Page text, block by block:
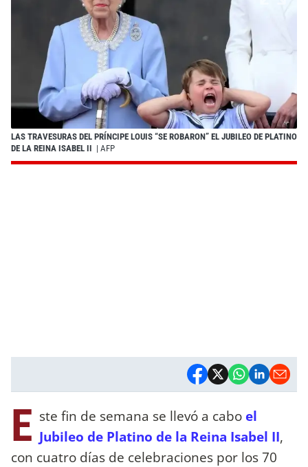
LAS TRAVESURAS DEL PRÍNCIPE LOUIS “SE ROBARON” EL JUBILEO DE PLATINO
DE LA REINA ISABEL II | AFP
E ste fin de semana se llevó a cabo el
Jubileo de Platino de la Reina Isabel II,
con cuatro días de celebraciones por los 70